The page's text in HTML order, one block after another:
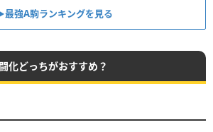
強A駒ランキングを見る
化どっちがおすすめ？